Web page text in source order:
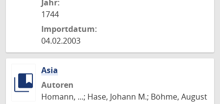
Jahr:
1744
Importdatum:
04.02.2003
Asia
Autoren
Homann, ...; Hase, Johann M.; Böhme, August